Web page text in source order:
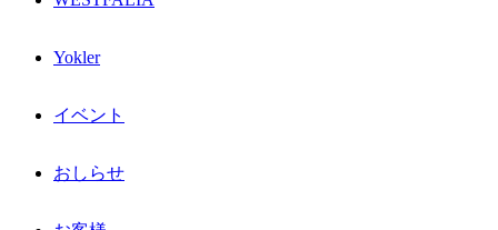
Yokler
イベント
おしらせ